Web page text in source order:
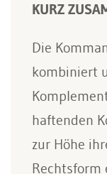
KURZ
Die
kombiniert
haftenden
zur Höhe
Rechtsform